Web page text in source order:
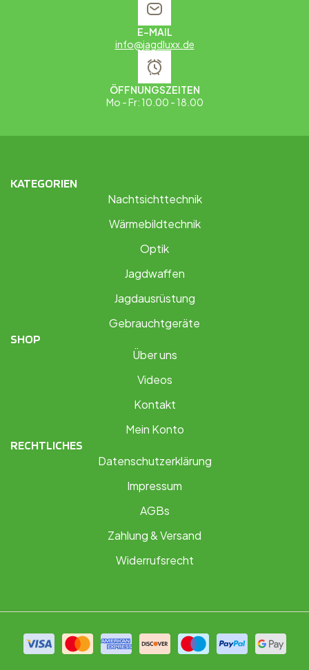
E-MAIL
info@jagdluxx.de
ÖFFNUNGSZEITEN
Mo - Fr: 10.00 - 18.00
KATEGORIEN
Nachtsichttechnik
Wärmebildtechnik
Optik
Jagdwaffen
Jagdausrüstung
Gebrauchtgeräte
SHOP
Über uns
Videos
Kontakt
Mein Konto
RECHTLICHES
Datenschutzerklärung
Impressum
AGBs
Zahlung & Versand
Widerrufsrecht